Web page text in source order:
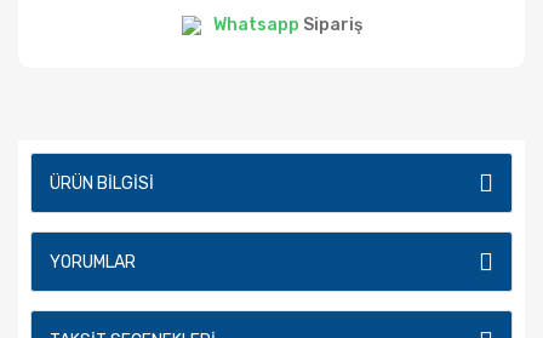
Whatsapp Sipariş
ÜRÜN BILGISI
YORUMLAR